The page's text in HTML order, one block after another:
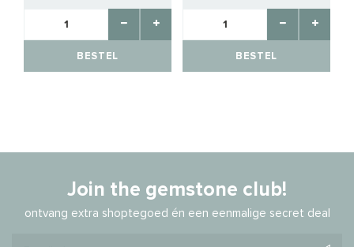
BESTEL BESTEL
Join the gemstone club!
ontvang extra shoptegoed én een eenmalige secret deal